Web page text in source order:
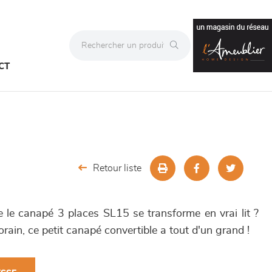
Retour liste
le canapé 3 places SL15 se transforme en vrai lit ?
ce petit canapé convertible a tout d'un grand !